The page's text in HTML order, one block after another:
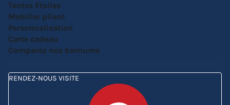
Tentes Etoiles
Mobilier pliant
Personnalisation
Carte cadeau
Comparez nos barnums
RENDEZ-NOUS VISITE